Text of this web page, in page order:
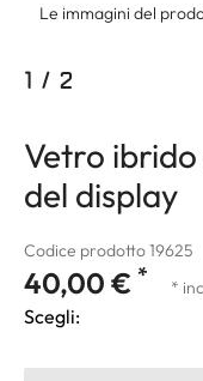
Le immagini del
1 / 2
Vetro
del display
Codice prodotto 19625
40,00 € * *
Scegli: